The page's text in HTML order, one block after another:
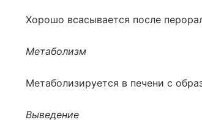
Хорошо всасывается после
Метаболизм
Метаболизируется в печени с
Выведение